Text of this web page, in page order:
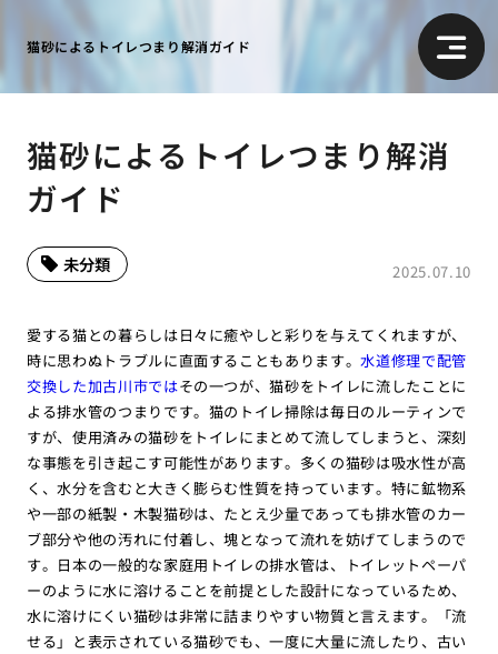
猫砂によるトイレつまり解消ガイド
猫砂によるトイレつまり解消
ガイド
2025.07.10
未分類
愛する猫との暮らしは日々に癒やしと彩りを与えてくれますが、
時に思わぬトラブルに直面することもあります。水道修理で配管
交換した加古川市ではその一つが、猫砂をトイレに流したことに
よる排水管のつまりです。猫のトイレ掃除は毎日のルーティンで
すが、使用済みの猫砂をトイレにまとめて流してしまうと、深刻
な事態を引き起こす可能性があります。多くの猫砂は吸水性が高
く、水分を含むと大きく膨らむ性質を持っています。特に鉱物系
や一部の紙製・木製猫砂は、たとえ少量であっても排水管のカー
ブ部分や他の汚れに付着し、塊となって流れを妨げてしまうので
す。日本の一般的な家庭用トイレの排水管は、トイレットペーパ
ーのように水に溶けることを前提とした設計になっているため、
水に溶けにくい猫砂は非常に詰まりやすい物質と言えます。「流
せる」と表示されている猫砂でも、一度に大量に流したり、古い